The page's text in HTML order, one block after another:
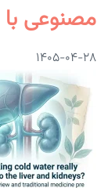
مصنوعی
۱۴۰۵-۰۴-۲۸